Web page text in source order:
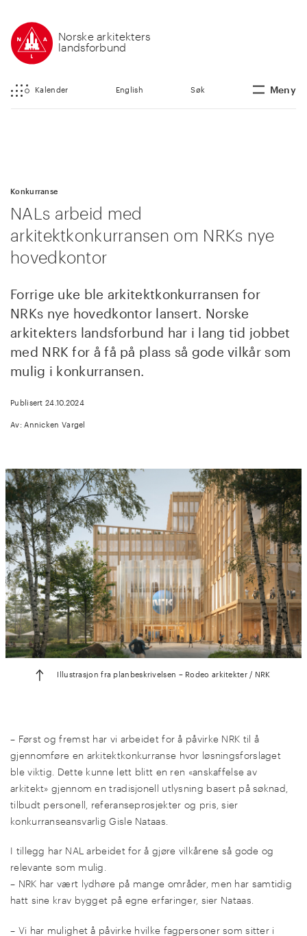
Norske arkitekters
landsforbund
Kalender English Søk Meny
Konkurranse
NALs arbeid med
arkitektkonkurransen om NRKs nye
hovedkontor
Forrige uke ble arkitektkonkurransen for
NRKs nye hovedkontor lansert. Norske
arkitekters landsforbund har i lang tid jobbet
med NRK for å få på plass så gode vilkår som
mulig i konkurransen.
Publisert 24.10.2024
Av: Annicken Vargel
Illustrasjon fra planbeskrivelsen – Rodeo arkitekter / NRK
– Først og fremst har vi arbeidet for å påvirke NRK til å
gjennomføre en arkitektkonkurranse hvor løsningsforslaget
ble viktig. Dette kunne lett blitt en ren «anskaffelse av
arkitekt» gjennom en tradisjonell utlysning basert på søknad,
tilbudt personell, referanseprosjekter og pris, sier
konkurranseansvarlig Gisle Nataas.
I tillegg har NAL arbeidet for å gjøre vilkårene så gode og
relevante som mulig.
– NRK har vært lydhøre på mange områder, men har samtidig
hatt sine krav bygget på egne erfaringer, sier Nataas.
– Vi har mulighet å påvirke hvilke fagpersoner som sitter i